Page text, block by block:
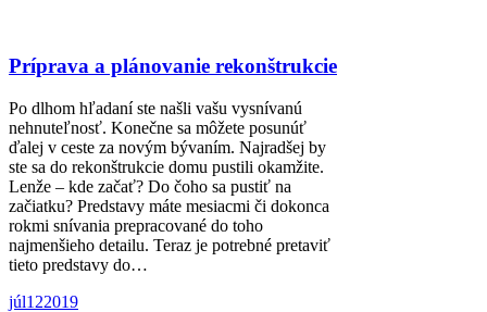
Príprava a plánovanie rekonštrukcie
Po dlhom hľadaní ste našli vašu vysnívanú
nehnuteľnosť. Konečne sa môžete posunúť
ďalej v ceste za novým bývaním. Najradšej by
ste sa do rekonštrukcie domu pustili okamžite.
Lenže – kde začať? Do čoho sa pustiť na
začiatku? Predstavy máte mesiacmi či dokonca
rokmi snívania prepracované do toho
najmenšieho detailu. Teraz je potrebné pretaviť
tieto predstavy do…
júl122019